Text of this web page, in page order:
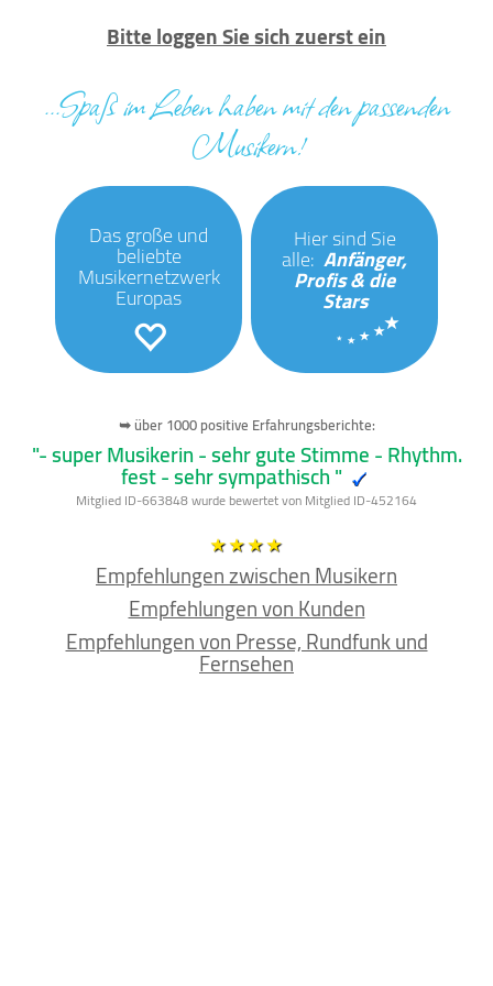
Bitte loggen Sie sich zuerst ein
...Spaß im Leben haben mit den passenden
Musikern!
Das große und
beliebte
Musikernetzwerk
Europas
Hier sind Sie
alle: Anfänger,
Profis & die
Stars
➥ über 1000 positive Erfahrungsberichte:
"- super Musikerin - sehr gute Stimme - Rhythm.
fest - sehr sympathisch "
Mitglied ID-663848 wurde bewertet von Mitglied ID-452164
Empfehlungen zwischen Musikern
Empfehlungen von Kunden
Empfehlungen von Presse, Rundfunk und
Fernsehen